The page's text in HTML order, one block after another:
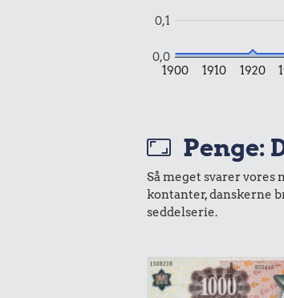
1900 1910 1920
0,0
0,1
Penge:
Så meget svarer vores
kontanter, danskerne
seddelserie.